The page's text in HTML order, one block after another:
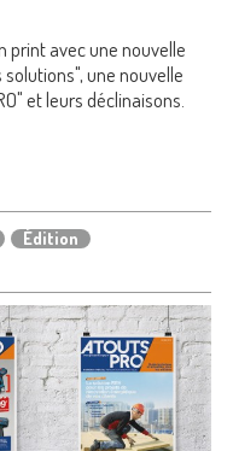
print avec une nouvelle
une nouvelle
et leurs déclinaisons.
Édition